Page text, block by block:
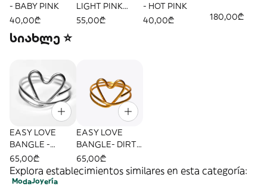
- BABY PINK
40,00₾
LIGHT PINK
$42.00
55,00₾
- HOT PINK
40,00₾
180,00₾
სიახლე ⭐
EASY LOVE
BANGLE -
DIRTY SILVER
65,00₾
EASY LOVE
BANGLE- DIRTY
GOLDEN
65,00₾
Explora establecimientos similares en esta categoría:
ModaJoyería